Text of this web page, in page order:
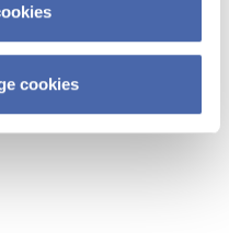
cookies
- erhvervs­økonomi og